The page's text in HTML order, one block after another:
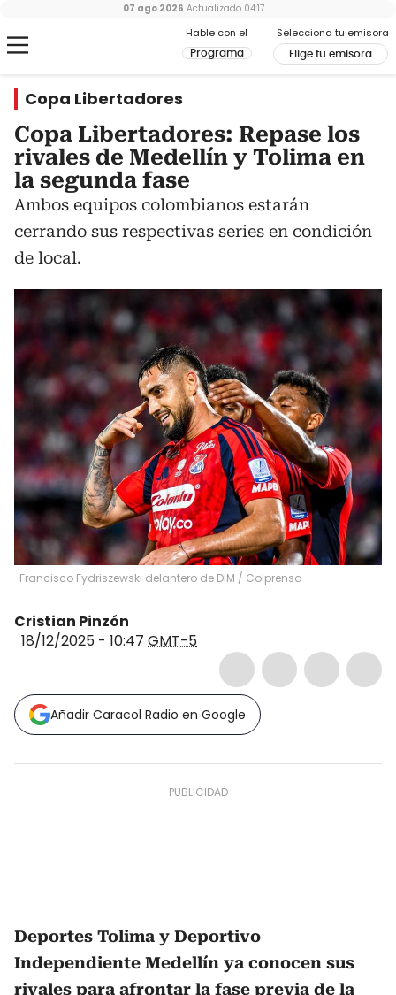
Hable con el
Programa
Selecciona tu emisora
Elige tu emisora
07 ago 2026 Actualizado 04:17
Copa Libertadores
Copa Libertadores: Repase los
rivales de Medellín y Tolima en
la segunda fase
Ambos equipos colombianos estarán
cerrando sus respectivas series en condición
de local.
Francisco Fydriszewski delantero de DIM / Colprensa
Cristian Pinzón
18/12/2025 - 10:47 GMT-5
Añadir Caracol Radio en Google
Deportes Tolima y Deportivo
Independiente Medellín ya conocen sus
rivales para afrontar la fase previa de la